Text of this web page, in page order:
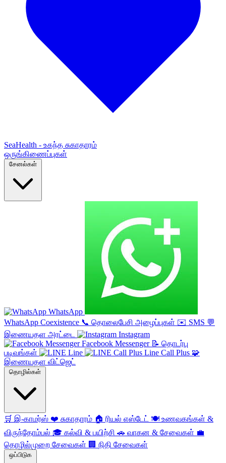
SeaHealth - உகந்த சுகாதாரம்
ஒருங்கிணைப்புகள்
சேனல்கள்
WhatsApp
WhatsApp Coexistence 📞 தொலைபேசி அழைப்புகள் ✉️ SMS 💬
இணையதள அரட்டை
Instagram
Facebook Messenger 📝 தொடர்பு
படிவங்கள்
Line Line Call Plus 🧩
இணையதள விட்ஜெட்
தொழில்கள்
🛒 இ-காமர்ஸ் ❤️ சுகாதாரம் 🏠 ரியல் எஸ்டேட் 🍽️ உணவகங்கள் &
விருந்தோம்பல் 🎓 கல்வி & பயிற்சி 🚗 வாகன & சேவைகள் 💼
தொழில்முறை சேவைகள் 🏢 நிதி சேவைகள்
ஒப்பிடுக